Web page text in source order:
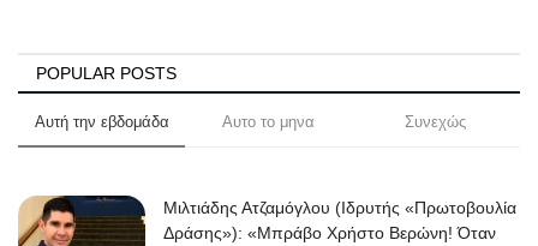
POPULAR POSTS
Αυτή την εβδομάδα Αυτο το μηνα Συνεχώς
Μιλτιάδης Ατζαμόγλου (Ιδρυτής «Πρωτοβουλία
Δράσης»): «Μπράβο Χρήστο Βερώνη! Όταν